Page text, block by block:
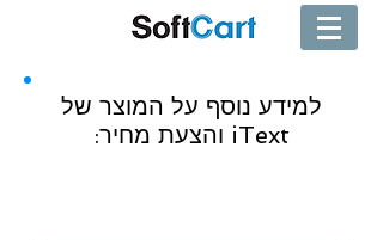
למידע נוסף על המוצר של
iText והצעת מחיר: